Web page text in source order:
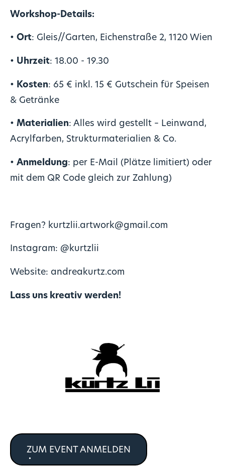
Workshop-Details:
• Ort: Gleis//Garten, Eichenstraße 2, 1120 Wien
• Uhrzeit: 18.00 - 19.30
• Kosten: 65 € inkl. 15 € Gutschein für Speisen
& Getränke
• Materialien: Alles wird gestellt – Leinwand,
Acrylfarben, Strukturmaterialien & Co.
• Anmeldung: per E-Mail (Plätze limitiert) oder
mit dem QR Code gleich zur Zahlung)
Fragen? kurtzlii.artwork@gmail.com
Instagram: @kurtzlii
Website: andreakurtz.com
Lass uns kreativ werden!
ZUM EVENT ANMELDEN